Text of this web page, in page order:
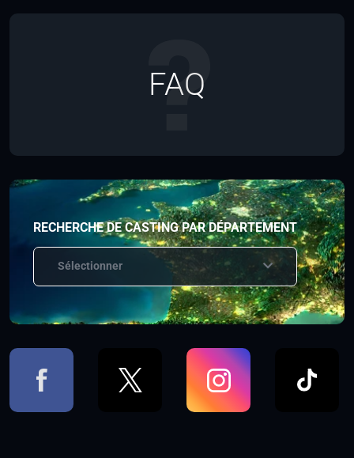
FAQ
RECHERCHE DE CASTING PAR DÉPARTEMENT
Sélectionner